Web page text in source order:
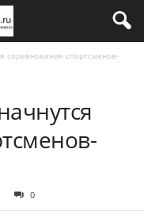
соревнования спортсменов-
0